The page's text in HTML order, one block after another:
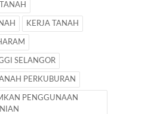
KERJA TANAH
SELANGOR
PERKUBURAN
PENGGUNAAN